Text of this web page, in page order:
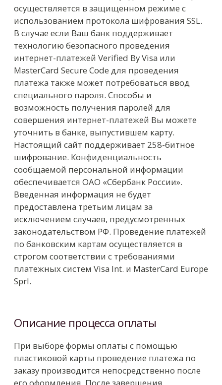
обеспечивается ОАО «Сбербанк России».
Введенная информация не будет
предоставлена третьим лицам за
исключением случаев, предусмотренных
законодательством РФ. Проведение платежей
по банковским картам осуществляется в
строгом соответствии с требованиями
платежных систем Visa Int. и MasterCard Europe
Sprl.
При выборе формы оплаты с помощью
пластиковой карты проведение платежа по
заказу производится непосредственно после
его оформления. После завершения
оформления заказа в нашем магазине, Вы
должны будете нажать на кнопку «Оплата
банковской картой», при этом система
переключит Вас на страницу
авторизационного сервера, где Вам будет
предложено ввести данные пластиковой
карты, инициировать ее авторизацию, после
чего вернуться в наш магазин кнопкой
«Вернуться в магазин». После того, как Вы
возвращаетесь в наш магазин, система
уведомит Вас о результатах авторизации. В
случае подтверждения авторизации Ваш заказ
будет автоматически выполняться в
соответствии с заданными Вами условиями. В
При аннулировании оплаченного заказа сумма
Описание процессa оплаты
При аннулировании заказа